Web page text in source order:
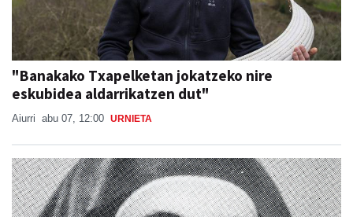
"Banakako Txapelketan jokatzeko nire
eskubidea aldarrikatzen dut"
Aiurri abu 07, 12:00 URNIETA